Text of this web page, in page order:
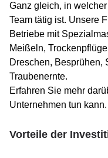
Ganz gleich, in
Team tätig ist. Unsere
Betriebe mit
Meißeln,
Dreschen, Besprühen,
Traubenernte.
Erfahren Sie mehr
Unternehmen tun kann.
Vorteile der